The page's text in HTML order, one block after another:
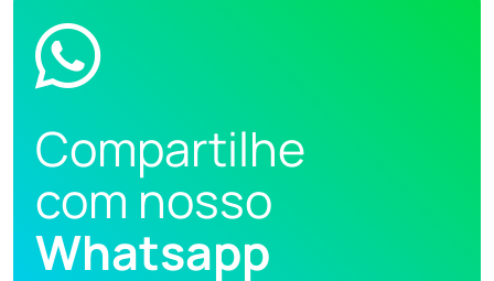
Compartilhe
com nosso
Whatsapp